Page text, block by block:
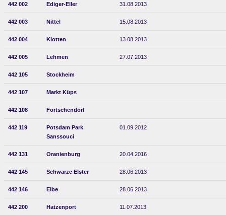
442 002 Ediger-Eller 31.08.2013
442 003 Nittel 15.08.2013
442 004 Klotten 13.08.2013
442 005 Lehmen 27.07.2013
442 105 Stockheim
442 107 Markt Küps
442 108 Förtschendorf
442 119
Potsdam Park
Sanssouci
01.09.2012
442 131 Oranienburg 20.04.2016
442 145 Schwarze Elster 28.06.2013
442 146 Elbe 28.06.2013
442 200 Hatzenport 11.07.2013